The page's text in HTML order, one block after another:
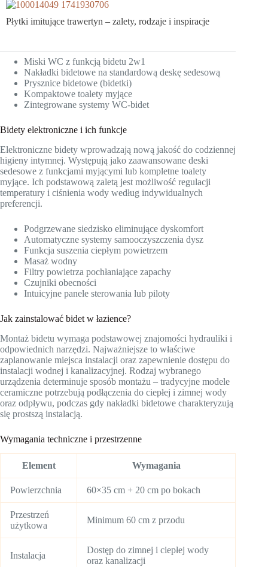
Płytki imitujące trawertyn – zalety, rodzaje i inspiracje
Miski WC z funkcją bidetu 2w1
Nakładki bidetowe na standardową deskę sedesową
Prysznice bidetowe (bidetki)
Kompaktowe toalety myjące
Zintegrowane systemy WC-bidet
Bidety elektroniczne i ich funkcje
Elektroniczne bidety wprowadzają nową jakość do codziennej
higieny intymnej. Występują jako zaawansowane deski
sedesowe z funkcjami myjącymi lub kompletne toalety
myjące. Ich podstawową zaletą jest możliwość regulacji
temperatury i ciśnienia wody według indywidualnych
preferencji.
Podgrzewane siedzisko eliminujące dyskomfort
Automatyczne systemy samooczyszczenia dysz
Funkcja suszenia ciepłym powietrzem
Masaż wodny
Filtry powietrza pochłaniające zapachy
Czujniki obecności
Intuicyjne panele sterowania lub piloty
Jak zainstalować bidet w łazience?
Montaż bidetu wymaga podstawowej znajomości hydrauliki i
odpowiednich narzędzi. Najważniejsze to właściwe
zaplanowanie miejsca instalacji oraz zapewnienie dostępu do
instalacji wodnej i kanalizacyjnej. Rodzaj wybranego
urządzenia determinuje sposób montażu – tradycyjne modele
ceramiczne potrzebują podłączenia do ciepłej i zimnej wody
oraz odpływu, podczas gdy nakładki bidetowe charakteryzują
się prostszą instalacją.
Wymagania techniczne i przestrzenne
Element Wymagania
Powierzchnia 60×35 cm + 20 cm po bokach
Przestrzeń
użytkowa
Minimum 60 cm z przodu
Instalacja
Dostęp do zimnej i ciepłej wody
oraz kanalizacji